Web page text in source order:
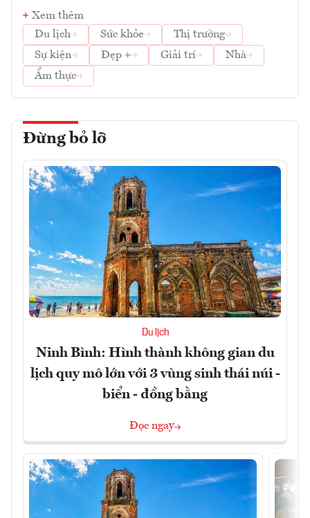
Xem thêm
Du lịch
Sức khỏe
Thị trường
Sự kiện
Đẹp + Giải trí
Nhà
Ẩm thực
Đừng bỏ lỡ
Du lịch
Ninh Bình: Hình thành không gian du
lịch quy mô lớn với 3 vùng sinh thái núi -
biển - đồng bằng
Đọc ngay